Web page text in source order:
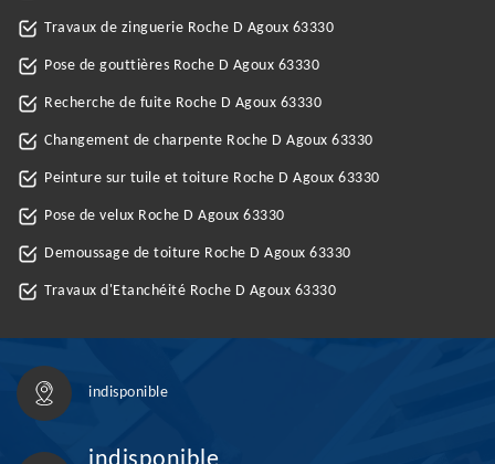
Travaux de zinguerie Roche D Agoux 63330
Pose de gouttières Roche D Agoux 63330
Recherche de fuite Roche D Agoux 63330
Changement de charpente Roche D Agoux 63330
Peinture sur tuile et toiture Roche D Agoux 63330
Pose de velux Roche D Agoux 63330
Demoussage de toiture Roche D Agoux 63330
Travaux d'Etanchéité Roche D Agoux 63330
indisponible